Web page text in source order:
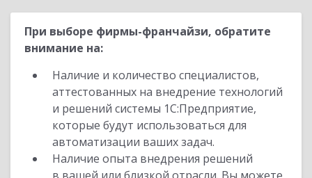
При выборе фирмы-франчайзи, обратите
внимание на:
Наличие и количество специалистов,
аттестованных на внедрение технологий
и решений системы 1С:Предприятие,
которые будут использоваться для
автоматизации ваших задач.
Наличие опыта внедрения решений